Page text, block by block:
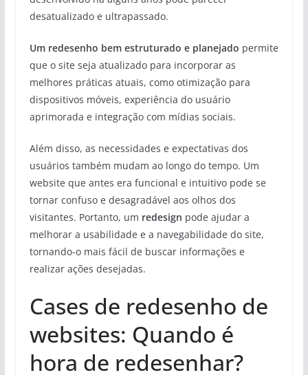
desatualizado e ultrapassado.
Um redesenho bem estruturado e planejado permite
que o site seja atualizado para incorporar as
melhores práticas atuais, como otimização para
dispositivos móveis, experiência do usuário
aprimorada e integração com mídias sociais.
Além disso, as necessidades e expectativas dos
usuários também mudam ao longo do tempo. Um
website que antes era funcional e intuitivo pode se
tornar confuso e desagradável aos olhos dos
visitantes. Portanto, um redesign pode ajudar a
melhorar a usabilidade e a navegabilidade do site,
tornando-o mais fácil de buscar informações e
realizar ações desejadas.
Cases de redesenho de
websites: Quando é
hora de redesenhar?